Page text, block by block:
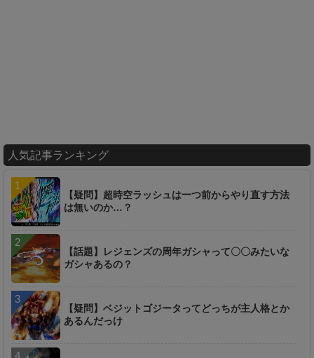
人気記事ランキング
【疑問】超時空ラッシュは一つ前からやり直す方法
は無いのか…？
【話題】レジェンズの周年ガシャって〇〇みたいな
ガシャあるの？
【疑問】ベジットゴジータってどっちが主人格とか
あるんだっけ